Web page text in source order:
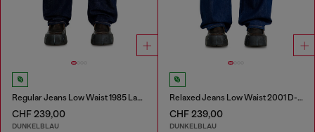
Regular Jeans Low Waist 1985 Larkee
CHF 239,00
DUNKELBLAU
Relaxed Jeans Low Waist 2001 D-Macro
CHF 239,00
DUNKELBLAU